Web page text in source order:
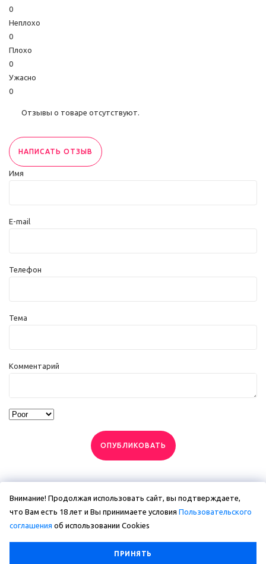
0
Неплохо
0
Плохо
0
Ужасно
0
Отзывы о товаре отсутствуют.
НАПИСАТЬ ОТЗЫВ
Имя
E-mail
Телефон
Тема
Комментарий
ОПУБЛИКОВАТЬ
Внимание! Продолжая использовать сайт, вы подтверждаете,
что Вам есть 18 лет и Вы принимаете условия Пользовательского
соглашения об использовании Сookies
ПРИНЯТЬ